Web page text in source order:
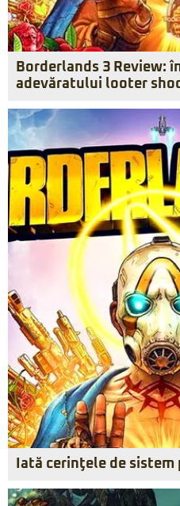
Borderlands 3 Review:
adevăratului looter
Iată cerinţele de